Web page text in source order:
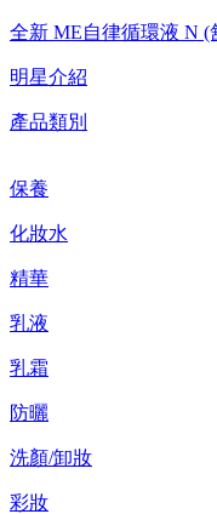
全新 ME自律循環液 N (
明星介紹
產品類別
保養
化妝水
精華
乳液
乳霜
防曬
洗顏/卸妝
彩妝